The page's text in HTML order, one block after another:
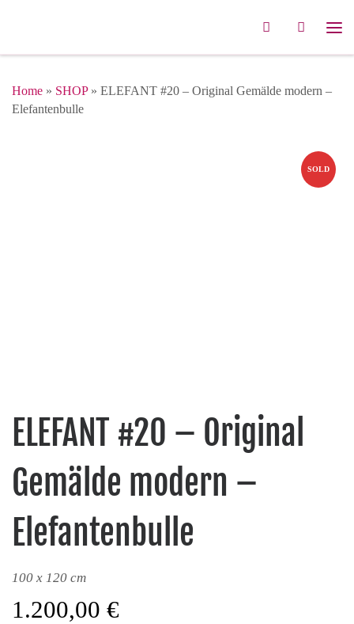
Search
Home » SHOP» ELEFANT #20 – Original Gemälde modern –
Elefantenbulle
SOLD
ELEFANT #20 – Original
Gemälde modern –
Elefantenbulle
100 x 120 cm
1.200,00 €